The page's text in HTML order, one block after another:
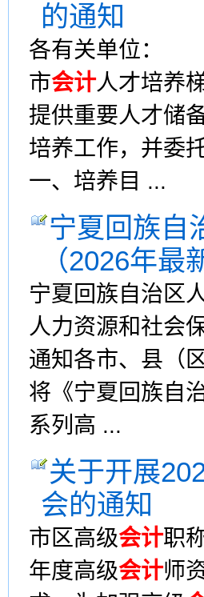
的通知
各有关单位：
市会计人才培养
提供重要人才储
培养工作，并
一、培养目 ...
宁夏回族自
（2026年最
宁夏回族自治区
人力资源和社会
通知各市、县（
将《宁夏回族自
系列高 ...
关于开展
会的通知
市区高级会计职
年度高级会计师